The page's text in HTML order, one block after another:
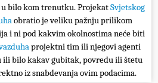
bilo kom trenutku. ProjekatSvjetskog
obratio je veliku pažnju prilikom
i ni pod kakvim okolnostima neće biti
projektni tim ili njegovi agenti
ili bilo kakav gubitak, povredu ili štetu
iz snabdevanja ovim podacima.